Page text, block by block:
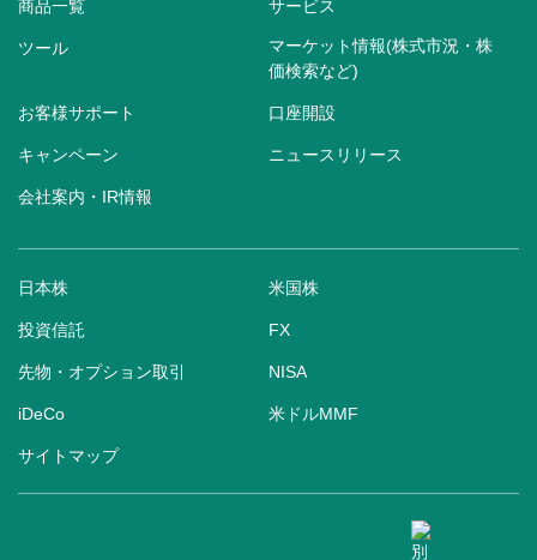
商品一覧 サービス
ツール
マーケット情報(株式市況・株
価検索など)
お客様サポート 口座開設
キャンペーン ニュースリリース
会社案内・IR情報
日本株 米国株
投資信託 FX
先物・オプション取引 NISA
iDeCo 米ドルMMF
サイトマップ